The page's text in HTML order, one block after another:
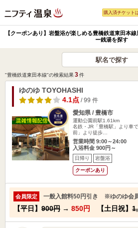
購入済チケット
【クーポンあり】岩盤浴が楽しめる豊橋鉄道東田本
ー銭湯を探す
駅名で探す
"豊橋鉄道東田本線"の検索結果3件
ゆのゆ TOYOHASHI
4.1点 / 99 件
愛知県 / 豊橋市
運動公園前駅1.61km
名鉄・JR「豊橋駅」より車
前」より徒歩…
営業時間 9:00～24:00
入浴料金 900円～
日帰り 岩盤浴
クーポンあり
会員限定 一般入館料50円引き ※ゆのゆ会
【平日】 900円 → 850円 【土日祝】